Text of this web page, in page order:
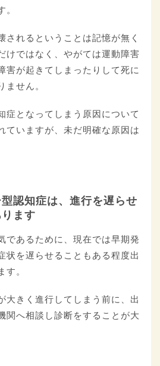
。
されるということは記憶が無く
けではなく、やがては運動障害
害が起きてしまったりして死に
ません。
症となってしまう原因について
ていますが、未だ明確な原因は
認知症は、進行を遅らせ
ます
であるために、現在では早期発
状を遅らせることもある程度出
す。
大きく進行してしまう前に、出
関へ相談し診断をすることが大